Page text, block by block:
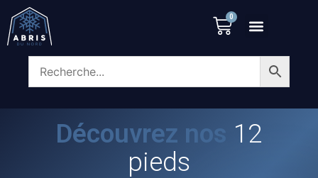
12 pieds 0
Découvrez nos 12
pieds